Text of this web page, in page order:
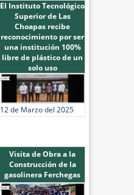
El Instituto Tecnológico
Superior de Las
Choapas recibe
reconocimiento por ser
una institución 100%
libre de plástico de un
solo uso
12 de Marzo del 2025
Visita de Obra a la
Construcción de la
gasolinera Ferchegas